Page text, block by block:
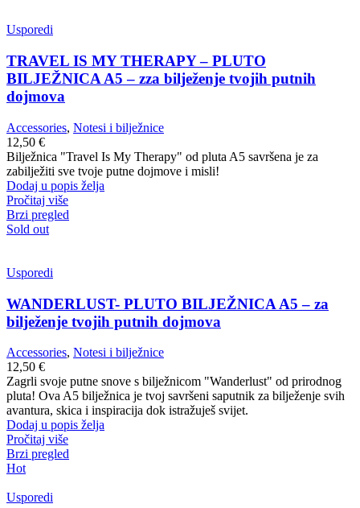
Usporedi
TRAVEL IS MY THERAPY – PLUTO
BILJEŽNICA A5 – zza bilježenje tvojih putnih
dojmova
Accessories, Notesi i bilježnice
12,50 €
Bilježnica "Travel Is My Therapy" od pluta A5 savršena je za
zabilježiti sve tvoje putne dojmove i misli!
Dodaj u popis želja
Pročitaj više
Brzi pregled
Sold out
Usporedi
WANDERLUST- PLUTO BILJEŽNICA A5 – za
bilježenje tvojih putnih dojmova
Accessories, Notesi i bilježnice
12,50 €
Zagrli svoje putne snove s bilježnicom "Wanderlust" od prirodnog
pluta! Ova A5 bilježnica je tvoj savršeni saputnik za bilježenje svih
avantura, skica i inspiracija dok istražuješ svijet.
Dodaj u popis želja
Pročitaj više
Brzi pregled
Hot
Usporedi